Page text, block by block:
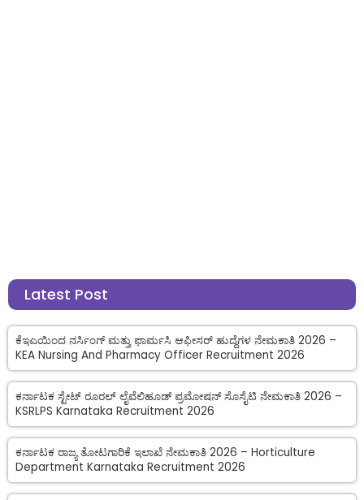
Latest Post
ಕೆಇಎಯಿಂದ ನರ್ಸಿಂಗ್ ಮತ್ತು ಫಾರ್ಮಸಿ ಆಫೀಸರ್ ಹುದ್ದೆಗಳ ನೇಮಕಾತಿ 2026 –
KEA Nursing And Pharmacy Officer Recruitment 2026
ಕರ್ನಾಟಕ ಸ್ಟೇಟ್ ರೂರಲ್ ಲೈವೆಲಿಹೂಡ್ ಪ್ರಮೋಷನ್ ಸೊಸೈಟಿ ನೇಮಕಾತಿ 2026 –
KSRLPS Karnataka Recruitment 2026
ಕರ್ನಾಟಕ ರಾಜ್ಯ ತೋಟಗಾರಿಕೆ ಇಲಾಖೆ ನೇಮಕಾತಿ 2026 – Horticulture
Department Karnataka Recruitment 2026